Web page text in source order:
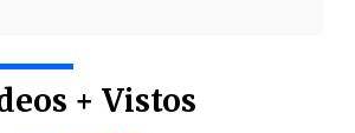
+ Vistos